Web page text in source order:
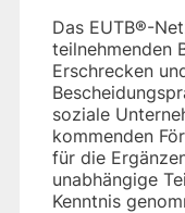
Das EUTB®-
teilnehmenden
Erschrecken
soziale
kommenden
für die
unabhängige
Kenntnis